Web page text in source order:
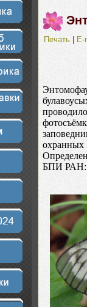
Печать
БПИ РАН: